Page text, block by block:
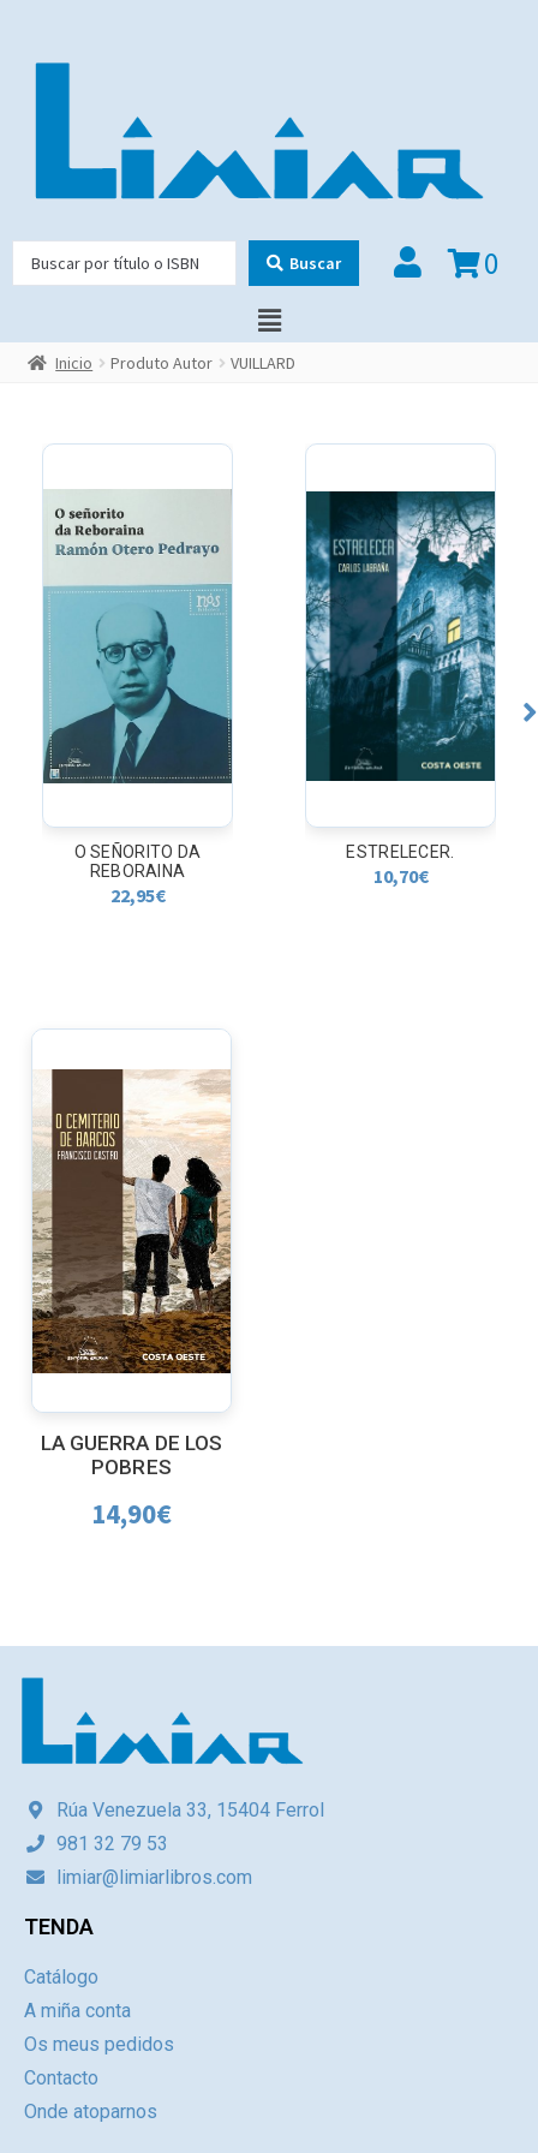
Buscar 0
Inicio Produto Autor VUILLARD
O SEÑORITO DA
REBORAINA
22,95€
ESTRELECER.
10,70€
LA GUERRA DE LOS
POBRES
14,90€
Rúa Venezuela 33, 15404 Ferrol
981 32 79 53
limiar@limiarlibros.com
TENDA
Catálogo
A miña conta
Os meus pedidos
Contacto
Onde atoparnos